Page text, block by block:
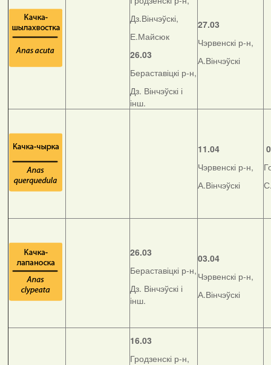
Дз.Вінчэўскі,
Е.Майсюк
26.03
Бераставіцкі р-н,
Дз. Вінчэўскі і
інш.
27.03
Чэрвенскі р-н,
А.Вінчэўскі
11.04
Чэрвенскі р-н,
А.Вінчэўскі
26.03
Бераставіцкі р-н,
Дз. Вінчэўскі і
інш.
03.04
Чэрвенскі р-н,
А.Вінчэўскі
16.03
Гродзенскі р-н,